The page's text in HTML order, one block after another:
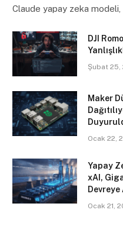
Claude yapay zeka
DJI
Şubat 25,
Maker
Ocak 22,
Yapay
xAI,
Devreye
Ocak 21,